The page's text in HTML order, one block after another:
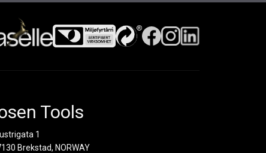
Tools
1
Brekstad, NORWAY